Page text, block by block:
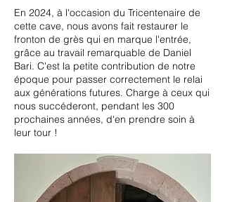
En 2024, à l'occasion du Tricentenaire de
cette cave, nous avons fait restaurer le
fronton de grès qui en marque l'entrée,
grâce au travail remarquable de Daniel
Bari. C'est la petite contribution de notre
époque pour passer correctement le relai
aux générations futures. Charge à ceux qui
nous succéderont, pendant les 300
prochaines années, d'en prendre soin à
leur tour !